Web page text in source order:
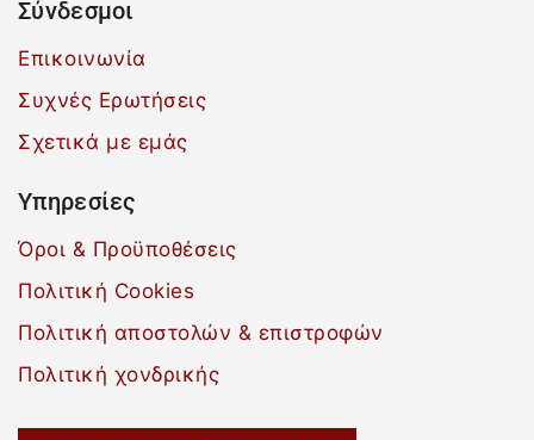
Σύνδεσμοι
Επικοινωνία
Συχνές Ερωτήσεις
Σχετικά με εμάς
Υπηρεσίες
Όροι & Προϋποθέσεις
Πολιτική Cookies
Πολιτική αποστολών & επιστροφών
Πολιτική χονδρικής